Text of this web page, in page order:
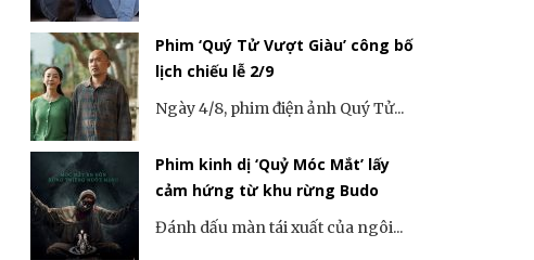
Phim ‘Quý Tử Vượt Giàu’ công bố
lịch chiếu lễ 2/9
Ngày 4/8, phim điện ảnh Quý Tử...
Phim kinh dị ‘Quỷ Móc Mắt’ lấy
cảm hứng từ khu rừng Budo
Đánh dấu màn tái xuất của ngôi...